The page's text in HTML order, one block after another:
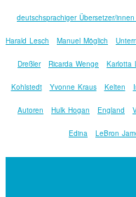
deutschsprachiger Übersetzer/
Harald Lesch Manuel Möglich
Dreßler Ricarda Wenge Karlotta
Kohlstedt Yvonne Kraus Kelten
Autoren Hulk Hogan England
Edina LeBron